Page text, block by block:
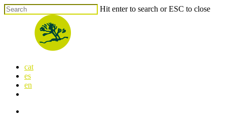
Skip
to
Hit enter to search or ESC to close
search
Menu
cat
es
en